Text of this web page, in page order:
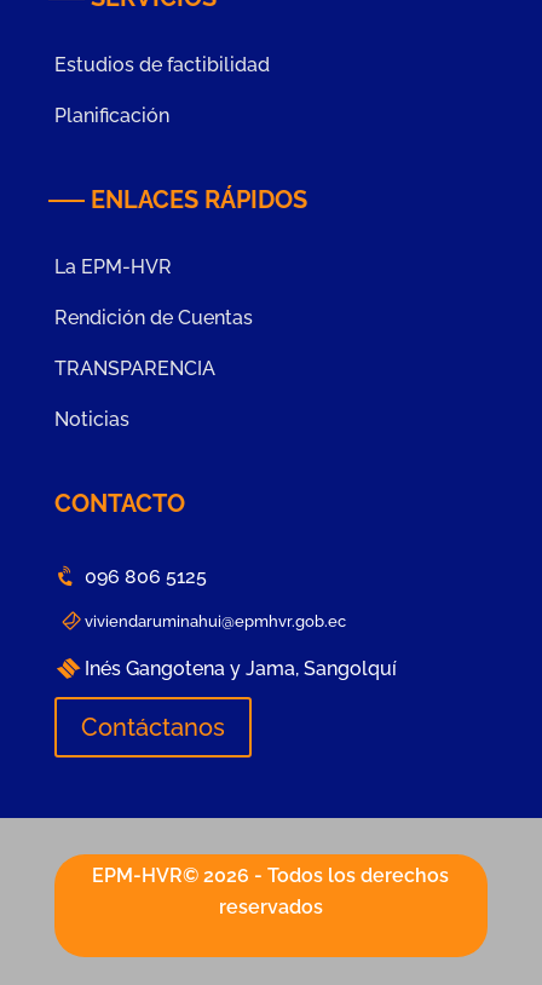
Estudios de factibilidad
Planificación
ENLACES RÁPIDOS
La EPM-HVR
Rendición de Cuentas
TRANSPARENCIA
Noticias
CONTACTO
096 806 5125
viviendaruminahui@epmhvr.gob.ec
Inés Gangotena y Jama, Sangolquí
Contáctanos
EPM-HVR© 2026 - Todos los derechos
reservados